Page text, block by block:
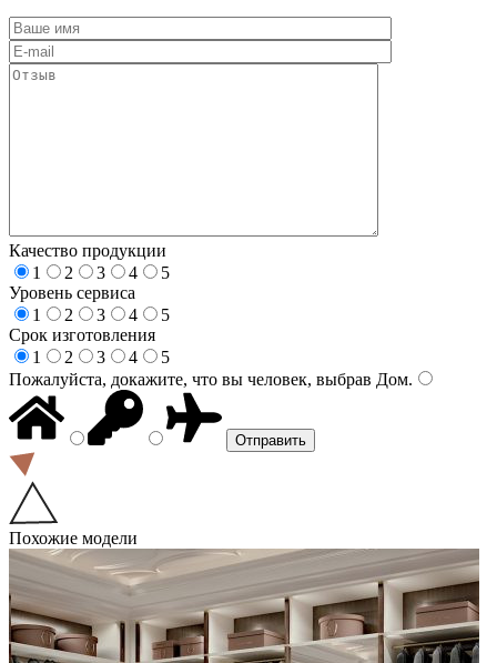
Качество продукции
1
2 3 4
5
Уровень сервиса
1
2 3 4
5
Срок изготовления
1
2 3 4
5
Пожалуйста, докажите, что вы человек, выбрав Дом.
Похожие модели